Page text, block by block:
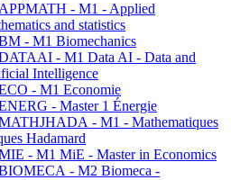
- M1 - Applied
and statistics
- M1 Biomechanics
- M1 Data AI - Data and
Intelligence
- M1 Economie
- Master 1 Énergie
- M1 - Mathematiques
Hadamard
- M1 MiE - Master in Economics
- M2 Biomeca -